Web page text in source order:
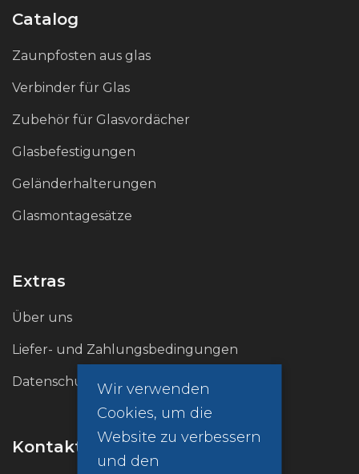
Catalog
Zaunpfosten aus glas
Verbinder für Glas
Zubehör für Glasvordächer
Glasbefestigungen
Geländerhalterungen
Glasmontagesätze
Extras
Über uns
Liefer- und Zahlungsbedingungen
Datenschutzrichtlinie (GDPR)
Kontakt
Wir verwenden
Cookies, um die
Website zu verbessern
und den